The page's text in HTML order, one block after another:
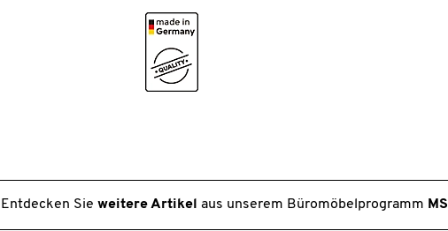
Fachböden bis 50 kg belastbar
Fachböden im Raster von 25 mm
Rollengelagerte, leichtgängige Schiebetüren
Mit Metall-Bügelgriff
Made by SSI Schäfer
Hinweis: Schrank wird aufgebaut geliefert
Entdecken Sie weitere Artikel aus unserem Büromöbelprogramm